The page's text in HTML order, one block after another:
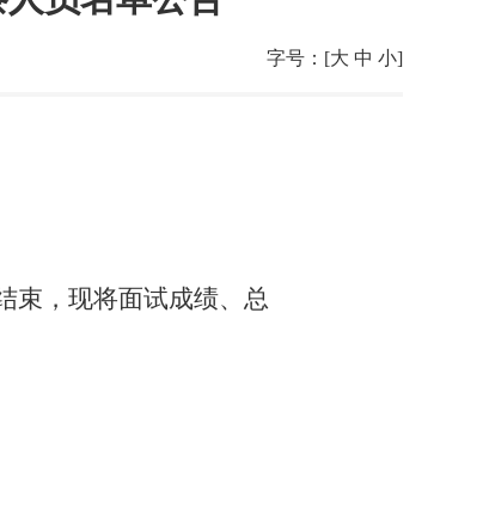
字号：[大 中 小]
束，现将面试成绩、总